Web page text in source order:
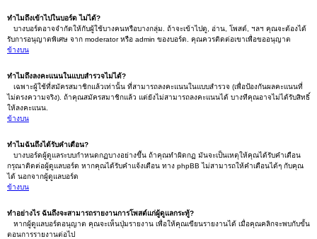
ทำไมถึงเข้าไปในบอร์ด ไม่ได้?
บางบอร์ดอาจจำกัดให้กับผู้ใช้บางคนหรือบางกลุ่ม. ถ้าจะเข้าไปดู, อ่าน, โพสต์, ฯลฯ คุณจะต้องได้
รับการอนุญาตพิเศษ จาก moderator หรือ admin ของบอร์ด. คุณควรติดต่อเขาเพื่อขออนุญาต
ข้างบน
ทำไมถึงลงคะแนนในแบบสำรวจไม่ได้?
เฉพาะผู้ใช้ที่สมัครสมาชิกแล้วเท่านั้น ที่สามารถลงคะแนนในแบบสำรวจ (เพื่อป้องกันผลคะแนนที่
ไม่ตรงความจริง). ถ้าคุณสมัครสมาชิกแล้ว แต่ยังไม่สามารถลงคะแนนได้ บางทีคุณอาจไม่ได้รับสิทธิ์
ให้ลงคะแนน.
ข้างบน
ทำไมฉันถึงได้รับคำเตือน?
บางบอร์ดผู้ดูแลระบบกำหนดกฏบางอย่างขึ้น ถ้าคุณทำผิดกฏ มันจะเป็นเหตุให้คุณได้รับคำเตือน
กรุณาติดต่อผู้ดูแลบอร์ด หากคุณได้รับคำแจ้งเตือน ทาง phpBB ไม่สามารถให้คำเตือนได้ๆ กับคุณ
ได้ นอกจากผู้ดูแลบอร์ด
ข้างบน
ทำอย่างไร ฉันถึงจะสามารถรายงานการโพสต์แก่ผู้ดูแลกระทู้?
หากผู้ดูแลบอร์ดอนุญาต คุณจะเห็นปุ่มรายงาน เพื่อให้คุณเขียนรายงานได้ เมื่อคุณคลิกจะพบกับขั้น
ตอนการรายงานต่อไป